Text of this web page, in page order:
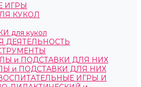
ИГРЫ
КУКОЛ
для кукол
ДЕЯТЕЛЬНОСТЬ
и ПОДСТАВКИ ДЛЯ НИХ
и ПОДСТАВКИ ДЛЯ НИХ
ИГРЫ И